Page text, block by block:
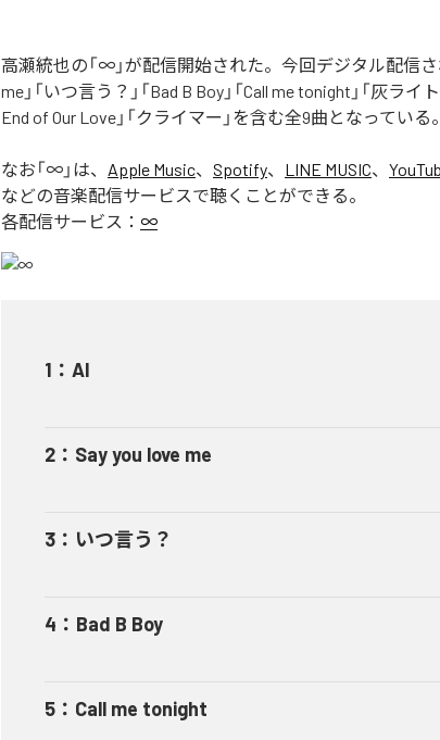
高瀬統也の「∞」が配信開始された。今回デジタル配信さ
me」「いつ言う？」「Bad B Boy」「Call me tonight」「灰ライ
End of Our Love」「クライマー」を含む全9曲となっている。
なお「∞ 」は、 Apple Music、 Spotify、 LINE MUSIC、
などの音楽配信サービスで聴くことができる。
各配信サービス： ∞
1 ： AI
2 ： Say you love me
3 ： いつ言う？
4 ： Bad B Boy
5 ： Call me tonight